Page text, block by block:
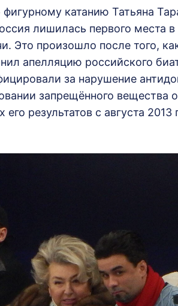
катанию Татьяна
лишилась первого места
Это произошло после того,
апелляцию российского
за нарушение
запрещённого вещества
результатов с августа 2013